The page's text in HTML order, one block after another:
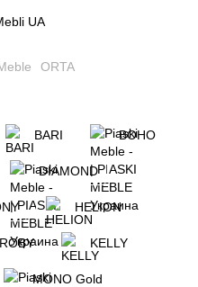
ORTA
BARI BOHO
DIAMOND
HELION
KELLY
MONO Gold